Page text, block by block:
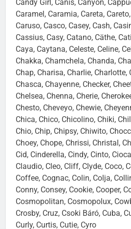
Candy Girl, Canis, Canyon,
Caramel, Caramia, Careta,
Caruso, Casco, Casey, Cash,
Cassius, Casy, Catano, Cäthe,
Caya, Caytana, Celeste, Celine,
Chakka, Chamchela, Chanda,
Chap, Charisa, Charlie, Charlotte,
Chasca, Chayenne, Checker,
Chelsea, Chenna, Cherie,
Chesto, Cheveyo, Chewie,
Chica, Chico, Chicolino, Chiki,
Chio, Chip, Chipsy, Chiwito,
Choey, Chope, Chrissi, Christal,
Cid, Cinderella, Cindy, Cinto,
Claudio, Cleo, Cliff, Clyde, Coco,
Coffee, Cognac, Colin, Colja,
Conny, Consey, Cookie, Cooper,
Cosmopolitan, Cosmopolux,
Crosby, Cruz, Csoki Báró, Cuba,
Curly, Curtis, Cutie, Cyro